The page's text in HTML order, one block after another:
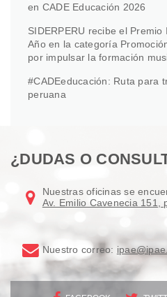
en CADE Educación 2026
SIDERPERU recibe el
Año en la categoría
por impulsar la formación
#CADEeducación: Ruta para
peruana
¿DUDAS O
Nuestras oficinas se
Av. Emilio Cavenecia 151,
Nuestro correo: